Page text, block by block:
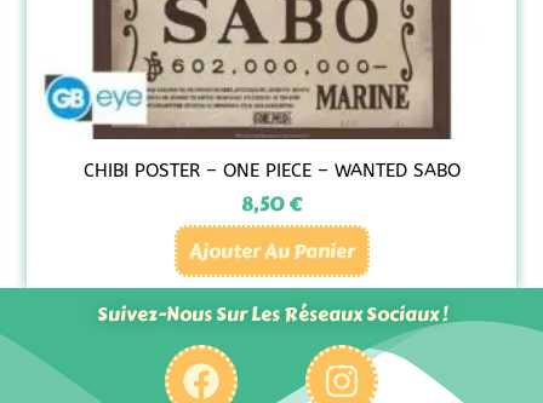
CHIBI POSTER – ONE PIECE – WANTED SABO
8,50€
Ajouter Au Panier
Suivez-Nous Sur Les Réseaux Sociaux !